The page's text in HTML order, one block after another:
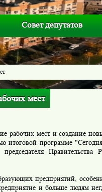
Совет депутатов
мест
рабочих мест и создание
итоговой программе
Правительства
предприятий,
и больше людям